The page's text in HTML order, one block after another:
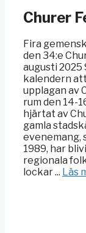
Churer
Fira
den 34:e
augusti 2025
kalendern
upplagan av
rum den 14-
hjärtat av
gamla
evenemang,
1989, har
regionala
lockar ... Läs